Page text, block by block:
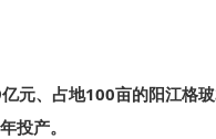
元、占地100亩的阳江格玻
投产。